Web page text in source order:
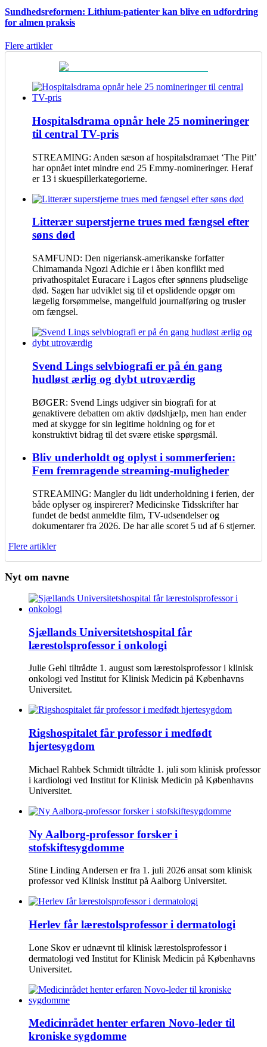
Sundhedsreformen: Lithium-patienter kan blive en udfordring
for almen praksis
Flere artikler
Hospitalsdrama opnår hele 25 nomineringer
til central TV-pris
STREAMING: Anden sæson af hospitalsdramaet ‘The Pitt’
har opnået intet mindre end 25 Emmy-nomineringer. Heraf
er 13 i skuespillerkategorierne.
Litterær superstjerne trues med fængsel efter
søns død
SAMFUND: Den nigeriansk-amerikanske forfatter
Chimamanda Ngozi Adichie er i åben konflikt med
privathospitalet Euracare i Lagos efter sønnens pludselige
død. Sagen har udviklet sig til et opslidende opgør om
lægelig forsømmelse, mangelfuld journalføring og trusler
om fængsel.
Svend Lings selvbiografi er på én gang
hudløst ærlig og dybt utroværdig
BØGER: Svend Lings udgiver sin biografi for at
genaktivere debatten om aktiv dødshjælp, men han ender
med at skygge for sin legitime holdning og for et
konstruktivt bidrag til det svære etiske spørgsmål.
Bliv underholdt og oplyst i sommerferien:
Fem fremragende streaming-muligheder
STREAMING: Mangler du lidt underholdning i ferien, der
både oplyser og inspirerer? Medicinske Tidsskrifter har
fundet de bedst anmeldte film, TV-udsendelser og
dokumentarer fra 2026. De har alle scoret 5 ud af 6 stjerner.
Flere artikler
Nyt om navne
Sjællands Universitetshospital får
lærestolsprofessor i onkologi
Julie Gehl tiltrådte 1. august som lærestolsprofessor i klinisk
onkologi ved Institut for Klinisk Medicin på Københavns
Universitet.
Rigshospitalet får professor i medfødt
hjertesygdom
Michael Rahbek Schmidt tiltrådte 1. juli som klinisk professor
i kardiologi ved Institut for Klinisk Medicin på Københavns
Universitet.
Ny Aalborg-professor forsker i
stofskiftesygdomme
Stine Linding Andersen er fra 1. juli 2026 ansat som klinisk
professor ved Klinisk Institut på Aalborg Universitet.
Herlev får lærestolsprofessor i dermatologi
Lone Skov er udnævnt til klinisk lærestolsprofessor i
dermatologi ved Institut for Klinisk Medicin på Københavns
Universitet.
Medicinrådet henter erfaren Novo-leder til
kroniske sygdomme